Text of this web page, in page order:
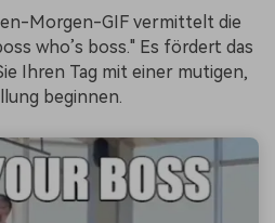
Morgen-GIF vermittelt die
who’s boss." Es fördert das
Ihren Tag mit einer mutigen,
beginnen.